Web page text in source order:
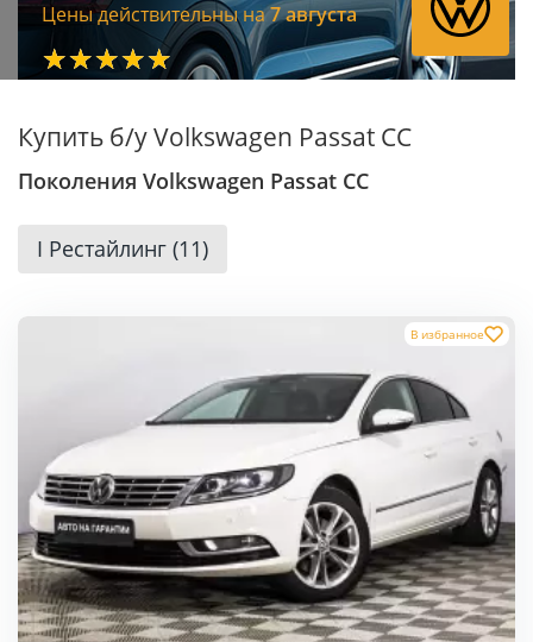
Цены действительны на7 августа
★★★★★
Купить б/у Volkswagen Passat CC
Поколения Volkswagen Passat CC
I Рестайлинг (11)
В избранное